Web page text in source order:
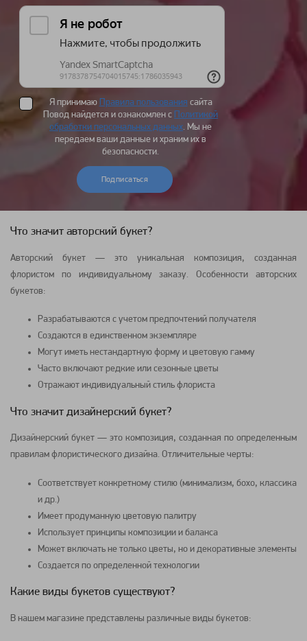
Я принимаю Правила пользования сайта
Повод найдется и ознакомлен с Политикой
обработки персональных данных. Мы не
передаем ваши данные и храним их в
безопасности.
Подписаться
Что значит авторский букет?
Авторский букет — это уникальная композиция, созданная
флористом по индивидуальному заказу. Особенности авторских
букетов:
Разрабатываются с учетом предпочтений получателя
Создаются в единственном экземпляре
Могут иметь нестандартную форму и цветовую гамму
Часто включают редкие или сезонные цветы
Отражают индивидуальный стиль флориста
Что значит дизайнерский букет?
Дизайнерский букет — это композиция, созданная по определенным
правилам флористического дизайна. Отличительные черты:
Соответствует конкретному стилю (минимализм, бохо, классика
и др.)
Имеет продуманную цветовую палитру
Использует принципы композиции и баланса
Может включать не только цветы, но и декоративные элементы
Создается по определенной технологии
Какие виды букетов существуют?
В нашем магазине представлены различные виды букетов: